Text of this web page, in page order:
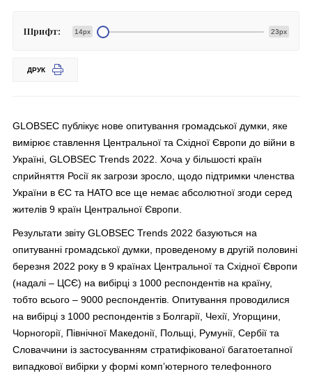
Шрифт: 14px 23px
ДРУК
GLOBSEC публікує нове опитування громадської думки, яке
вимірює ставлення Центральної та Східної Європи до війни в
Україні, GLOBSEC Trends 2022. Хоча у більшості країн
сприйняття Росії як загрози зросло, щодо підтримки членства
України в ЄС та НАТО все ще немає абсолютної згоди серед
жителів 9 країн Центральної Європи.
Результати звіту GLOBSEC Trends 2022 базуються на
опитуванні громадської думки, проведеному в другій половині
березня 2022 року в 9 країнах Центральної та Східної Європи
(надалі – ЦСЄ) на вибірці з 1000 респондентів на країну,
тобто всього – 9000 респондентів. Опитування проводилися
на вибірці з 1000 респондентів з Болгарії, Чехії, Угорщини,
Чорногорії, Північної Македонії, Польщі, Румунії, Сербії та
Словаччини із застосуванням стратифікованої багатоетапної
випадкової вибірки у формі комп’ютерного телефонного